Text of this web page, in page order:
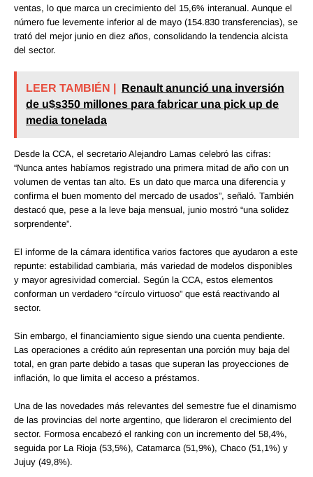
ventas, lo que marca un crecimiento del 15,6% interanual. Aunque el
número fue levemente inferior al de mayo (154.830 transferencias), se
trató del mejor junio en diez años, consolidando la tendencia alcista
del sector.
LEER TAMBIÉN | Renault anunció una inversión
de u$s350 millones para fabricar una pick up de
media tonelada
Desde la CCA, el secretario Alejandro Lamas celebró las cifras:
“Nunca antes habíamos registrado una primera mitad de año con un
volumen de ventas tan alto. Es un dato que marca una diferencia y
confirma el buen momento del mercado de usados”, señaló. También
destacó que, pese a la leve baja mensual, junio mostró “una solidez
sorprendente”.
El informe de la cámara identifica varios factores que ayudaron a este
repunte: estabilidad cambiaria, más variedad de modelos disponibles
y mayor agresividad comercial. Según la CCA, estos elementos
conforman un verdadero “círculo virtuoso” que está reactivando al
sector.
Sin embargo, el financiamiento sigue siendo una cuenta pendiente.
Las operaciones a crédito aún representan una porción muy baja del
total, en gran parte debido a tasas que superan las proyecciones de
inflación, lo que limita el acceso a préstamos.
Una de las novedades más relevantes del semestre fue el dinamismo
de las provincias del norte argentino, que lideraron el crecimiento del
sector. Formosa encabezó el ranking con un incremento del 58,4%,
seguida por La Rioja (53,5%), Catamarca (51,9%), Chaco (51,1%) y
Jujuy (49,8%).